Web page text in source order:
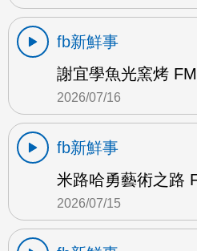
fb新鮮事
謝宜學魚光窯烤
2026/07/16
fb新鮮事
米路哈勇藝術之路
2026/07/15